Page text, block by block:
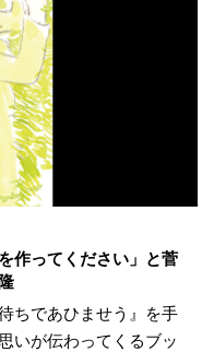
作ってください」と菅
ちであひませう』を手
いが伝わってくるブッ